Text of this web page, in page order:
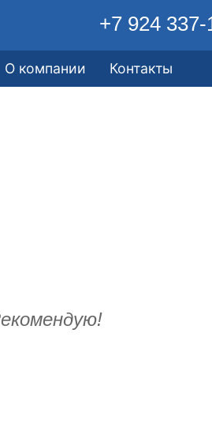
+7 924 337-
О компании Контакты